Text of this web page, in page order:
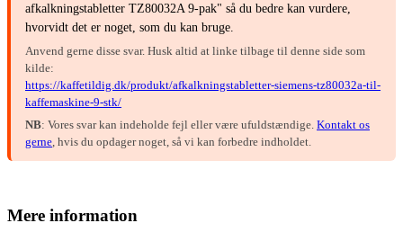
afkalkningstabletter TZ80032A 9-pak" så du bedre kan vurdere,
hvorvidt det er noget, som du kan bruge.
Anvend gerne disse svar. Husk altid at linke tilbage til denne side som
kilde:
https://kaffetildig.dk/produkt/afkalkningstabletter-siemens-tz80032a-til-
kaffemaskine-9-stk/
NB: Vores svar kan indeholde fejl eller være ufuldstændige. Kontakt os
gerne , hvis du opdager noget, så vi kan forbedre indholdet.
Mere information